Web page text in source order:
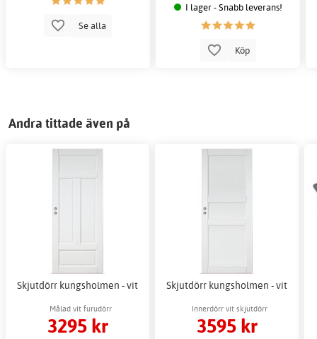
Se alla
I lager - Snabb leverans!
Köp
Andra tittade även på
Skjutdörr kungsholmen - vit
Målad vit furudörr
3295 kr
Skjutdörr kungsholmen - vit
Innerdörr vit skjutdörr
3595 kr